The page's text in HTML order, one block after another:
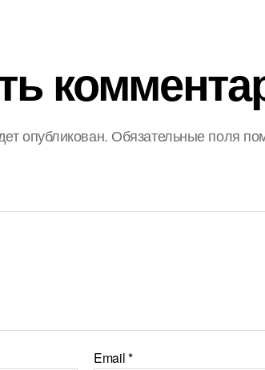
опубликован. Обязательные поля
Email*